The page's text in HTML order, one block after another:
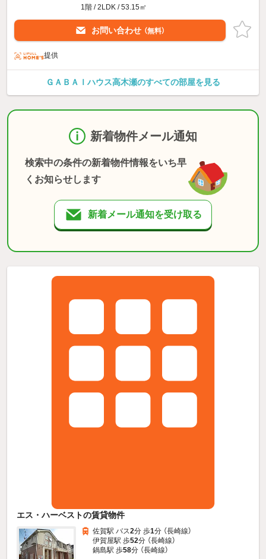
1階 / 2LDK / 53.15㎡
お問い合わせ （無料）
提供
ＧＡＢＡＩハウス高木瀬のすべての部屋を見る
新着物件メール通知
検索中の条件の新着物件情報をいち早
くお知らせします
新着メール通知を受け取る
エス・ハーベストの賃貸物件
佐賀駅 バス2分 歩1分 （長崎線）
伊賀屋駅 歩52分 （長崎線）
鍋島駅 歩58分 （長崎線）